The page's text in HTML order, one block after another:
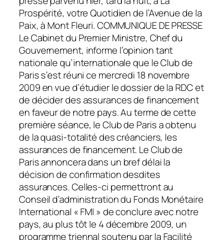
Prospérité, votre Quotidien de l’Avenue de la
Paix, à Mont Fleuri. COMMUNIQUE DE PRESSE
Le Cabinet du Premier Ministre, Chef du
Gouvernement, informe l’opinion tant
nationale qu’internationale que le Club de
Paris s’est réuni ce mercredi 18 novembre
2009 en vue d’étudier le dossier de la RDC et
de décider des assurances de financement
en faveur de notre pays. Au terme de cette
première séance, le Club de Paris a obtenu
de la quasi-totalité des créanciers, les
assurances de financement. Le Club de
Paris annoncera dans un bref délai la
décision de confirmation desdites
assurances. Celles-ci permettront au
Conseil d’administration du Fonds Monétaire
International « FMI » de conclure avec notre
pays, au plus tôt le 4 décembre 2009, un
programme triennal soutenu par la Facilité